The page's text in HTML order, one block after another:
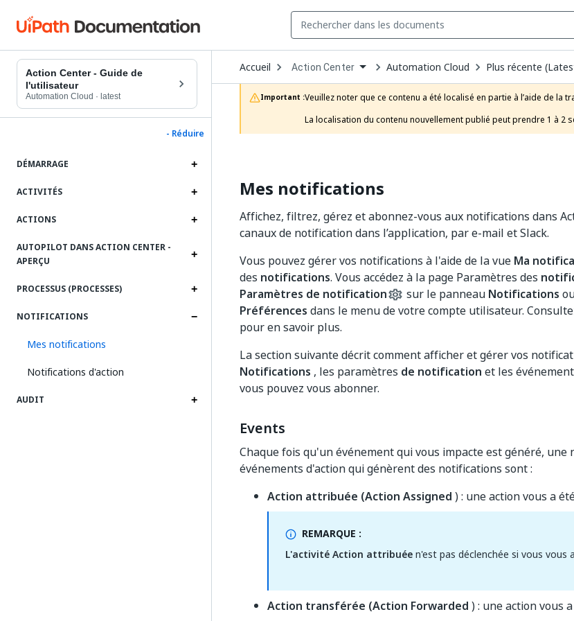
Action Center - Guide de
l'utilisateur
Automation Cloud · latest
- Réduire
DÉMARRAGE
ACTIVITÉS
ACTIONS
AUTOPILOT DANS ACTION CENTER -
APERÇU
PROCESSUS (PROCESSES)
NOTIFICATIONS
Mes notifications
Notifications d'action
AUDIT
Accueil Open
Dropdown
to
choose
product
Action Center Automation Cloud Plus récente
Important :Veuillez noter que ce contenu a été localisé en partie à l’aide de la
La localisation du contenu nouvellement publié peut prendre 1 à 2
Mes notifications
Affichez, filtrez, gérez et abonnez-vous aux notifications dans
canaux de notification dans l’application, par e-mail et Slack.
Vous pouvez gérer vos notifications à l'aide de la vue Ma
des notifications. Vous accédez à la page Paramètres des
Paramètres de notification
sur le panneau Notifications
Préférences dans le menu de votre compte utilisateur.
pour en savoir plus.
La section suivante décrit comment afficher et gérer vos
Notifications , les paramètres de notification et les
vous pouvez vous abonner.
Events
Chaque fois qu'un événement qui vous impacte est généré, une
événements d'action qui génèrent des notifications sont :
Action attribuée (Action Assigned ) : une action vous a
REMARQUE :
L'activité Action attribuéen'est pas déclenchée si vous vous
Action transférée (Action Forwarded ) : une action vous